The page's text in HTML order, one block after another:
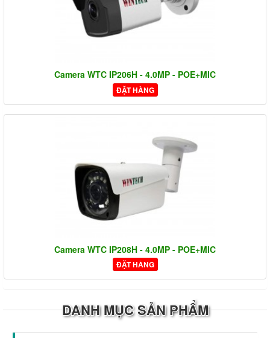
Camera WTC IP206H - 4.0MP - POE+MIC
ĐẶT HÀNG
Camera WTC IP208H - 4.0MP - POE+MIC
ĐẶT HÀNG
DANH MỤC SẢN PHẨM